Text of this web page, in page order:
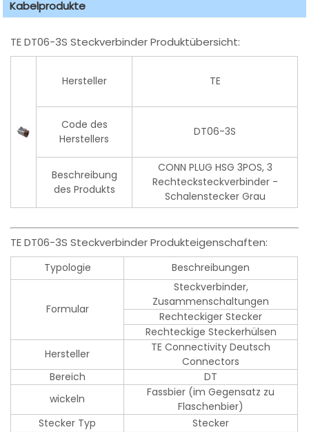
Kabelprodukte
TE DT06-3S Steckverbinder Produktübersicht:
Hersteller TE
Code des
Herstellers
DT06-3S
Beschreibung
des Produkts
CONN PLUG HSG 3POS, 3
Rechtecksteckverbinder -
Schalenstecker Grau
TE DT06-3S Steckverbinder Produkteigenschaften:
Typologie Beschreibungen
Formular
Steckverbinder,
Zusammenschaltungen
Rechteckiger Stecker
Rechteckige Steckerhülsen
Hersteller
TE Connectivity Deutsch
Connectors
Bereich
DT
wickeln
Fassbier (im Gegensatz zu
Flaschenbier)
Stecker Typ
Stecker